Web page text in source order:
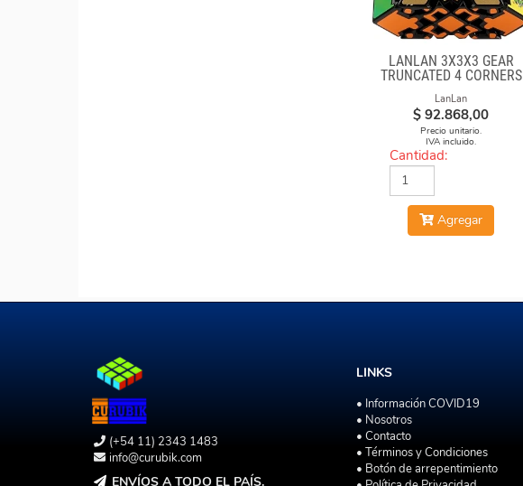
LANLAN 3X3X3 GEAR
TRUNCATED 4 CORNERS
LanLan
$ 92.868,00
Precio unitario.
IVA incluido.
Cantidad:
Agregar
(+54 11) 2343 1483
info@curubik.com
ENVÍOS A TODO EL PAÍS.
LINKS
• Información COVID19
• Nosotros
• Contacto
• Términos y Condiciones
• Botón de arrepentimiento